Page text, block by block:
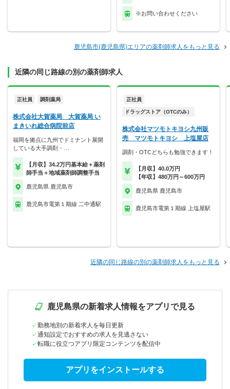
※お問い合わせください
鹿児島市(鹿児島県)エリアの薬剤師求人をもっと見る
近隣の同じ路線の別の薬剤師求人
正社員 調剤薬局
株式会社大賀薬局 大賀薬局 い
まきいれ総合病院前店
福岡を拠点に九州でドミナント展開
している大手調剤・…
【月収】34.2万円基本給＋薬剤
師手当＋地域薬剤師調整手当
鹿児島県 鹿児島市
鹿児島市電第１期線 二中通駅
正社員
ドラッグストア（OTCのみ）
株式会社マツモトキヨシ九州販
売 マツモトキヨシ 上塩屋店
調剤・OTCどちらも勉強できます！
【月収】40.0万円
【年収】480万円～600万円
鹿児島県 鹿児島市
鹿児島市電第１期線 上塩屋駅
近隣の同じ路線の別の薬剤師求人をもっと見る
鹿児島県の新着求人情報をアプリで見る
勤務地別の新着求人を毎日更新
通知設定でおすすめの求人を見逃さない
転職に役立つアプリ限定コンテンツを配信中
アプリをインストールする